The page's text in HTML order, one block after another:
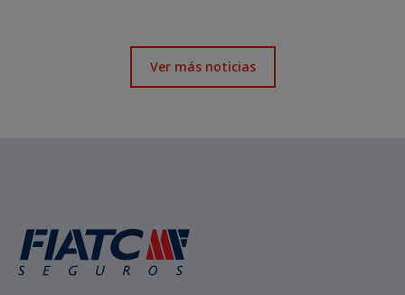
Ver más noticias